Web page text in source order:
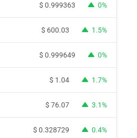
$ 0.999363 0%
$ 600.03 1.5%
$ 0.999649 0%
$ 1.04 1.7%
$ 76.07 3.1%
$ 0.328729 0.4%